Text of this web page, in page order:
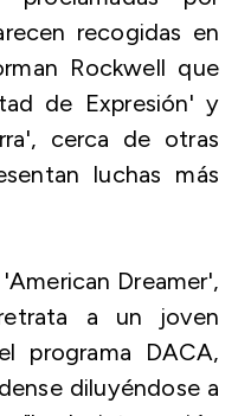
recogidas en
Rockwell que
de Expresión' y
cerca de otras
luchas más
Dreamer',
a un joven
programa DACA,
diluyéndose a